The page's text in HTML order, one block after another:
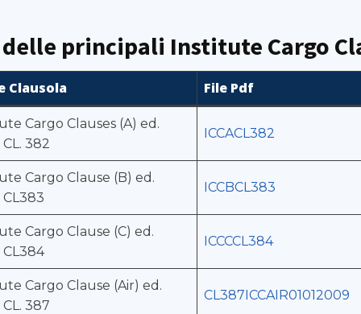
principali Institute Cargo
Clausola File Pdf
Cargo Clauses (A) ed.
382
ICCACL382
Cargo Clause (B) ed.
ICCBCL383
Cargo Clause (C) ed.
ICCCCL384
Cargo Clause (Air) ed.
387
CL387ICCAIR01012009